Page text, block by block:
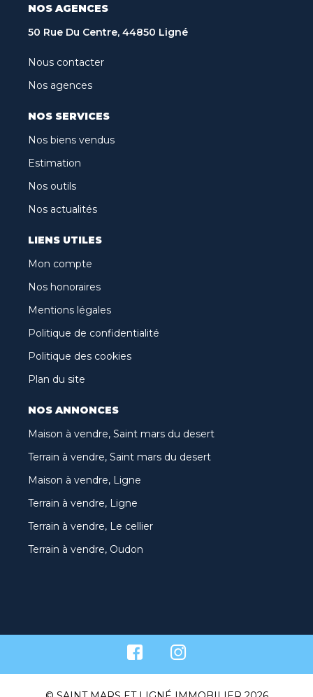
NOS AGENCES
50 Rue Du Centre, 44850 Ligné
Nous contacter
Nos agences
NOS SERVICES
Nos biens vendus
Estimation
Nos outils
Nos actualités
LIENS UTILES
Mon compte
Nos honoraires
Mentions légales
Politique de confidentialité
Politique des cookies
Plan du site
NOS ANNONCES
Maison à vendre, Saint mars du desert
Terrain à vendre, Saint mars du desert
Maison à vendre, Ligne
Terrain à vendre, Ligne
Terrain à vendre, Le cellier
Terrain à vendre, Oudon